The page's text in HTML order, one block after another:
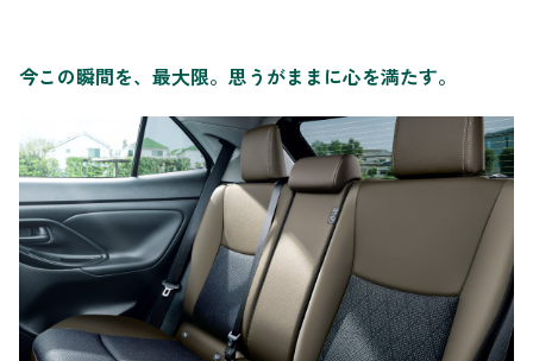
今この瞬間を、最大限。思うがままに心を満たす。